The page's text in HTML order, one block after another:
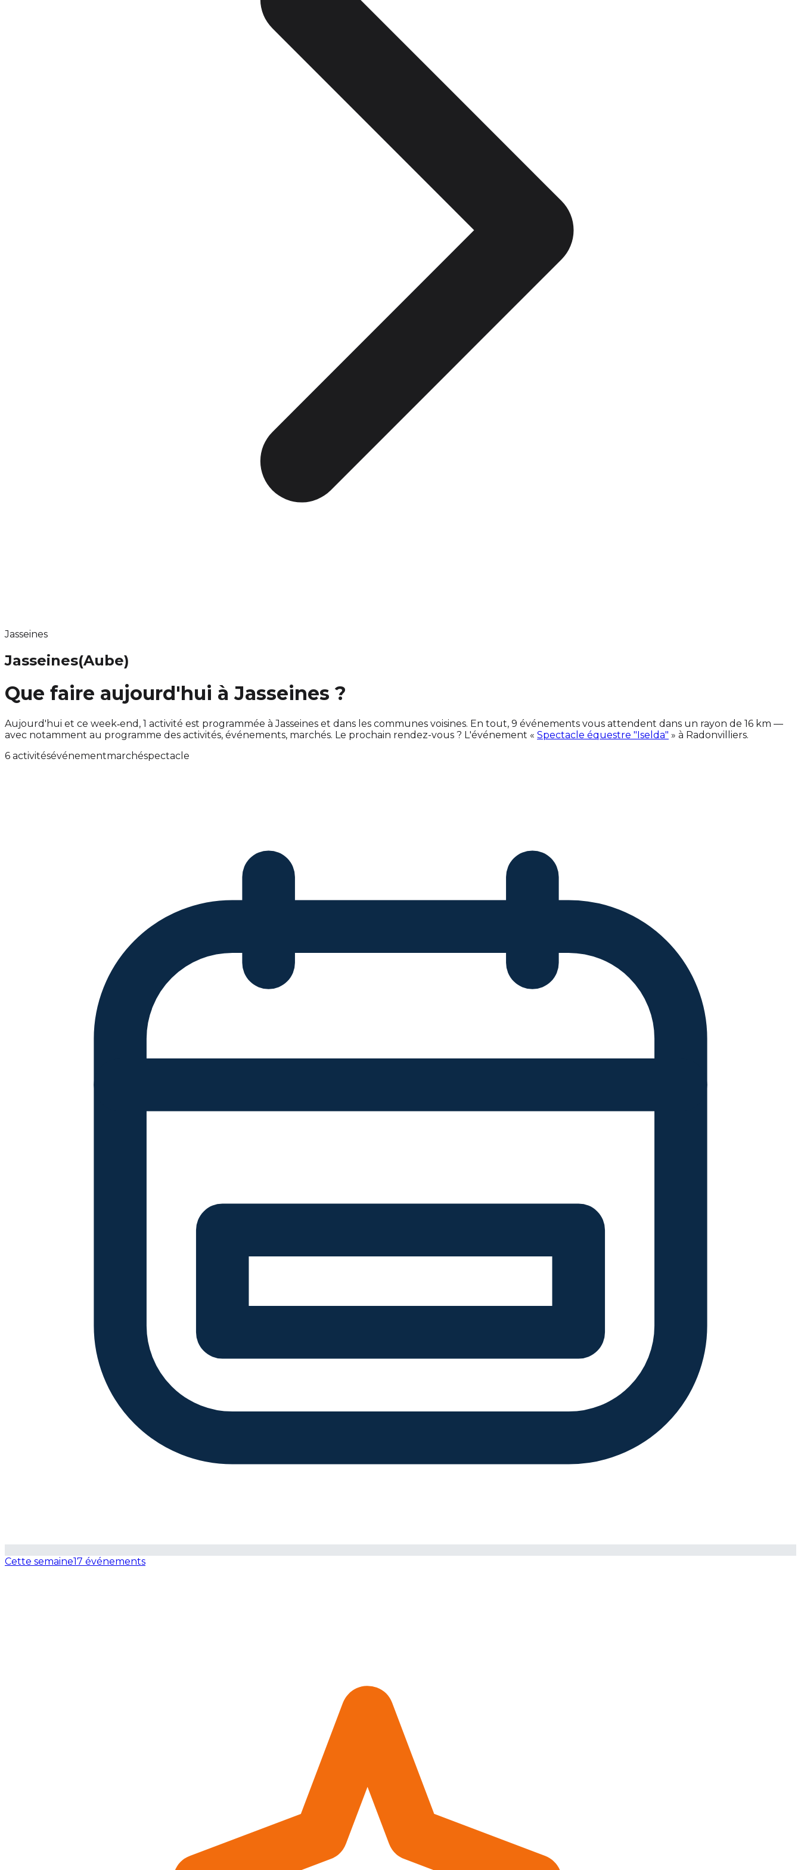
Jasseines
Jasseines(Aube)
Que faire aujourd'hui à Jasseines ?
Aujourd'hui et ce week‑end, 1 activité est programmée à Jasseines et dans les communes voisines. En tout, 9 événements vous attendent dans un rayon de 16 km —
avec notamment au programme des activités, événements, marchés. Le prochain rendez-vous ? L'événement « Spectacle équestre "Iselda" » à Radonvilliers.
6 activitésévénementmarchéspectacle
Cette semaine17 événements